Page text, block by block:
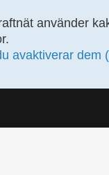
använder
avaktiverar dem